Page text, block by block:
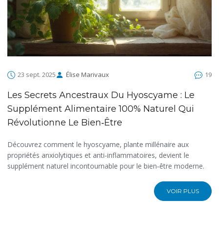
23 sept. 2025 Élise Marivaux 19
Les Secrets Ancestraux Du Hyoscyame : Le
Supplément Alimentaire 100% Naturel Qui
Révolutionne Le Bien‑être
Découvrez comment le hyoscyame, plante millénaire aux
propriétés anxiolytiques et anti‑inflammatoires, devient le
supplément naturel incontournable pour le bien‑être moderne.
VOIR PLUS